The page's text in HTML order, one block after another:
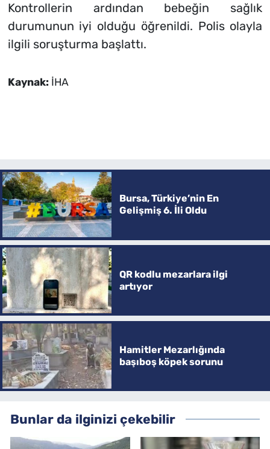
Kontrollerin ardından bebeğin sağlık
durumunun iyi olduğu öğrenildi. Polis olayla
ilgili soruşturma başlattı.
Kaynak: İHA
Bursa, Türkiye’nin En
Gelişmiş 6. İli Oldu
QR kodlu mezarlara ilgi
artıyor
Hamitler Mezarlığında
başıboş köpek sorunu
Bunlar da ilginizi çekebilir